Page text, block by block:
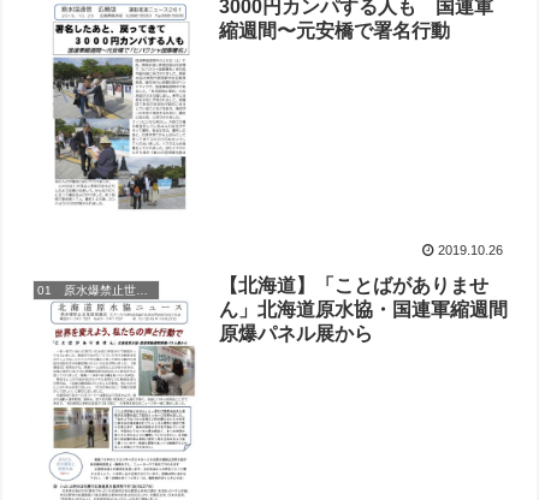
3000円カンパする人も 国連軍
縮週間〜元安橋で署名行動
2019.10.26
01 原水爆禁止世界大会
【北海道】「ことばがありませ
ん」北海道原水協・国連軍縮週間
原爆パネル展から